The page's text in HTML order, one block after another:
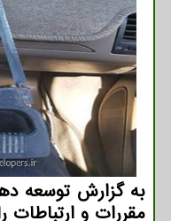
به گزارش توسعه